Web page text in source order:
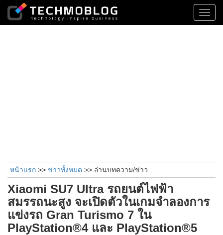
หน้าแรก >> ข่าวทั้งหมด >> อ่านบทความ/ข่าว
Xiaomi SU7 Ultra รถยนต์ไฟฟ้า
สมรรถนะสูง จะเปิดตัวในเกมจำลองการ
แข่งรถ Gran Turismo 7 ใน
PlayStation®4 และ PlayStation®5